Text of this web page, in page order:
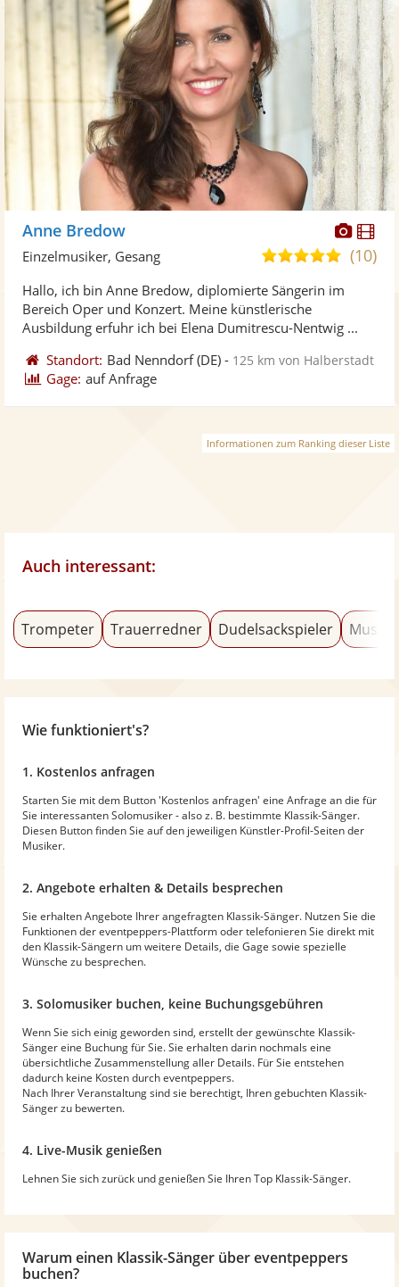
Anne Bredow
5,0
5
Sternen
(10)
Einzelmusiker, Gesang
Hallo, ich bin Anne Bredow, diplomierte Sängerin im
Bereich Oper und Konzert. Meine künstlerische
Ausbildung erfuhr ich bei Elena Dumitrescu-Nentwig ...
Standort: Bad Nenndorf(DE) - 125 km von Halberstadt
Gage: auf Anfrage
Informationen zum Ranking dieser Liste
Auch interessant:
Trompeter Trauerredner Dudelsackspieler
Wie funktioniert's?
1. Kostenlos anfragen
Starten Sie mit dem Button 'Kostenlos anfragen' eine Anfrage an die für
Sie interessanten Solomusiker - also z. B. bestimmte Klassik-Sänger.
Diesen Button finden Sie auf den jeweiligen Künstler-Profil-Seiten der
Musiker.
2. Angebote erhalten & Details besprechen
Sie erhalten Angebote Ihrer angefragten Klassik-Sänger. Nutzen Sie die
Funktionen der eventpeppers-Plattform oder telefonieren Sie direkt mit
den Klassik-Sängern um weitere Details, die Gage sowie spezielle
Wünsche zu besprechen.
3. Solomusiker buchen, keine Buchungsgebühren
Wenn Sie sich einig geworden sind, erstellt der gewünschte Klassik-
Sänger eine Buchung für Sie. Sie erhalten darin nochmals eine
übersichtliche Zusammenstellung aller Details. Für Sie entstehen
dadurch keine Kosten durch eventpeppers.
Nach Ihrer Veranstaltung sind sie berechtigt, Ihren gebuchten Klassik-
Sänger zu bewerten.
4. Live-Musik genießen
Lehnen Sie sich zurück und genießen Sie Ihren Top Klassik-Sänger.
Warum einen Klassik-Sänger über eventpeppers
buchen?